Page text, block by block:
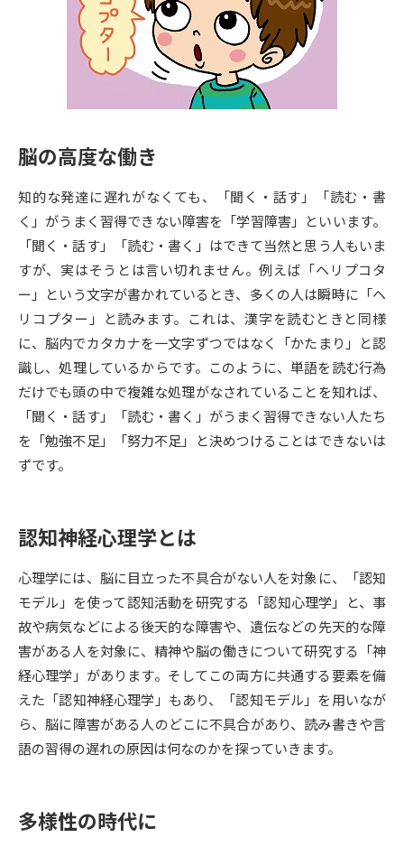
留学・進学関連、塾・予備校
大学入学共通テスト「受験案
内」の請求
大学入学共通テスト「受験上の
配慮案内」の請求
高等学校卒業程度認定試験
高等学校（情報）教員資格認定
大学研究 大学検索
大学で学べる内容や特徴を調べる
新増設大学・学部・学科特集
国際・グローバルに強い大学特
集
データサイエンス特集 奨学金・特待生制度特集
デジタルパンフレット
オープンキャンパスなどを調べる
オープンキャンパス検索 実施プログラムから探す
来場型・Web型イベント特集 夢ナビライブ
脳の高度な働き
知的な発達に遅れがなくても、「聞く・話す」「読む・書
く」がうまく習得できない障害を「学習障害」といいます。
「聞く・話す」「読む・書く」はできて当然と思う人もいま
すが、実はそうとは言い切れません。例えば「ヘリプコタ
ー」という文字が書かれているとき、多くの人は瞬時に「ヘ
リコプター」と読みます。これは、漢字を読むときと同様
に、脳内でカタカナを一文字ずつではなく「かたまり」と認
識し、処理しているからです。このように、単語を読む行為
だけでも頭の中で複雑な処理がなされていることを知れば、
「聞く・話す」「読む・書く」がうまく習得できない人たち
を「勉強不足」「努力不足」と決めつけることはできないは
ずです。
認知神経心理学とは
心理学には、脳に目立った不具合がない人を対象に、「認知
モデル」を使って認知活動を研究する「認知心理学」と、事
故や病気などによる後天的な障害や、遺伝などの先天的な障
害がある人を対象に、精神や脳の働きについて研究する「神
経心理学」があります。そしてこの両方に共通する要素を備
えた「認知神経心理学」もあり、「認知モデル」を用いなが
ら、脳に障害がある人のどこに不具合があり、読み書きや言
語の習得の遅れの原因は何なのかを探っていきます。
多様性の時代に